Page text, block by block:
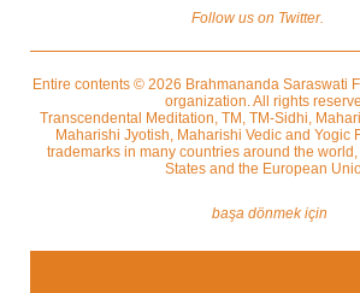
Follow us on Twitter.
Entire contents © 2026 Brahmananda Saraswati
organization. All rights
Transcendental Meditation, TM, TM-Sidhi,
Maharishi Jyotish, Maharishi Vedic and Yogic
trademarks in many countries around the
States and the European
başa dönmek için